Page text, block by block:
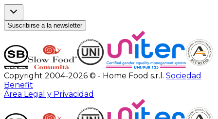
Suscribirse a la newsletter
Copyright 2004-2026 © - Home Food s.r.l. Sociedad
Benefit
Área Legal y Privacidad